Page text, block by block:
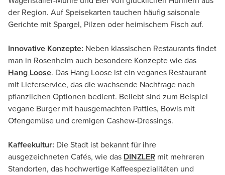
der Region. Auf Speisekarten tauchen häufig saisonale
Gerichte mit Spargel, Pilzen oder heimischem Fisch auf.
Innovative Konzepte: Neben klassischen Restaurants findet
man in Rosenheim auch besondere Konzepte wie das
Hang Loose. Das Hang Loose ist ein veganes Restaurant
mit Lieferservice, das die wachsende Nachfrage nach
pflanzlichen Optionen bedient. Beliebt sind zum Beispiel
vegane Burger mit hausgemachten Patties, Bowls mit
Ofengemüse und cremigen Cashew-Dressings.
Kaffeekultur: Die Stadt ist bekannt für ihre
ausgezeichneten Cafés, wie das DINZLER mit mehreren
Standorten, das hochwertige Kaffeespezialitäten und